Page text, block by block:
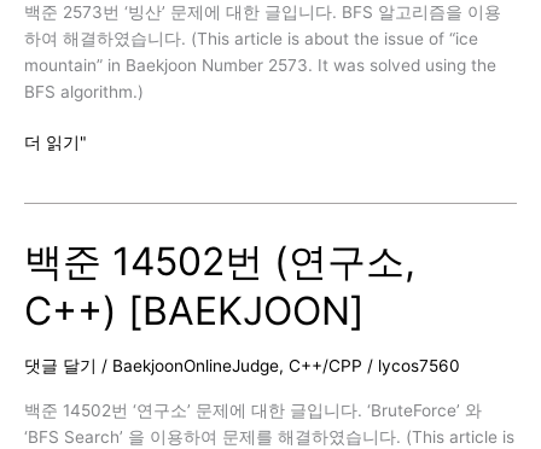
백준 2573번 ‘빙산’ 문제에 대한 글입니다. BFS 알고리즘을 이용
하여 해결하였습니다. (This article is about the issue of “ice
mountain” in Baekjoon Number 2573. It was solved using the
BFS algorithm.)
백
(빙
산,
C++)
[BAEKJOON]
더 읽기"
백준 14502번 (연구소,
C++) [BAEKJOON]
댓글 달기 / BaekjoonOnlineJudge, C++/CPP / lycos7560
백준 14502번 ‘연구소’ 문제에 대한 글입니다. ‘BruteForce’ 와
‘BFS Search’ 을 이용하여 문제를 해결하였습니다. (This article is